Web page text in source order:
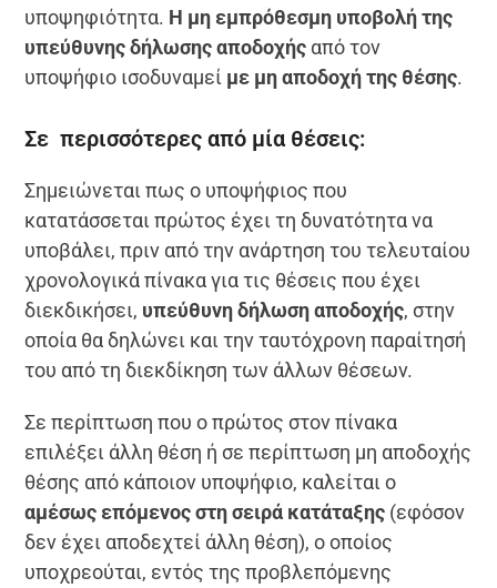
υποψηφιότητα. Η μη εμπρόθεσμη υποβολή της
υπεύθυνης δήλωσης αποδοχής από τον
υποψήφιο ισοδυναμεί με μη αποδοχή της θέσης.
Σε περισσότερες από μία θέσεις:
Σημειώνεται πως ο υποψήφιος που
κατατάσσεται πρώτος έχει τη δυνατότητα να
υποβάλει, πριν από την ανάρτηση του τελευταίου
χρονολογικά πίνακα για τις θέσεις που έχει
διεκδικήσει, υπεύθυνη δήλωση αποδοχής, στην
οποία θα δηλώνει και την ταυτόχρονη παραίτησή
του από τη διεκδίκηση των άλλων θέσεων.
Σε περίπτωση που ο πρώτος στον πίνακα
επιλέξει άλλη θέση ή σε περίπτωση μη αποδοχής
θέσης από κάποιον υποψήφιο, καλείται ο
αμέσως επόμενος στη σειρά κατάταξης (εφόσον
δεν έχει αποδεχτεί άλλη θέση), ο οποίος
υποχρεούται, εντός της προβλεπόμενης